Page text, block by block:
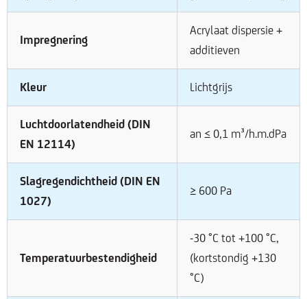
Impregnering
Acrylaat dispersie +
additieven
Kleur Lichtgrijs
Luchtdoorlatendheid (DIN
EN 12114)
an ≤ 0,1 m³/h.m.dPa
Slagregendichtheid (DIN EN
1027)
≥ 600 Pa
Temperatuurbestendigheid
-30 °C tot +100 °C,
(kortstondig +130
°C)